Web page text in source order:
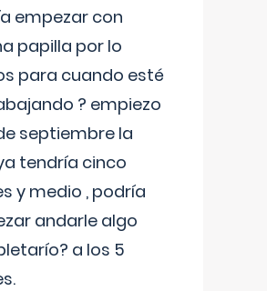
empezar con
papilla por lo
para cuando esté
? empiezo
septiembre la
tendría cinco
y medio , podría
andarle algo
a los 5